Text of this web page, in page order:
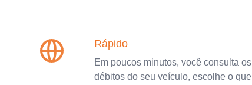
Rápido
Em poucos minutos, você consulta os
débitos do seu veículo, escolhe o que